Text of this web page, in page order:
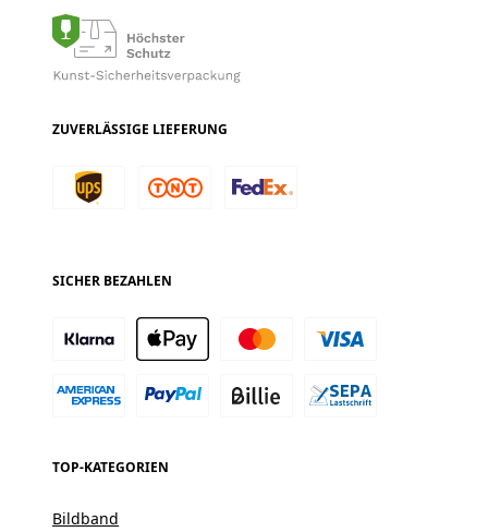
ZUVERLÄSSIGE LIEFERUNG
SICHER BEZAHLEN
TOP-KATEGORIEN
Bildband